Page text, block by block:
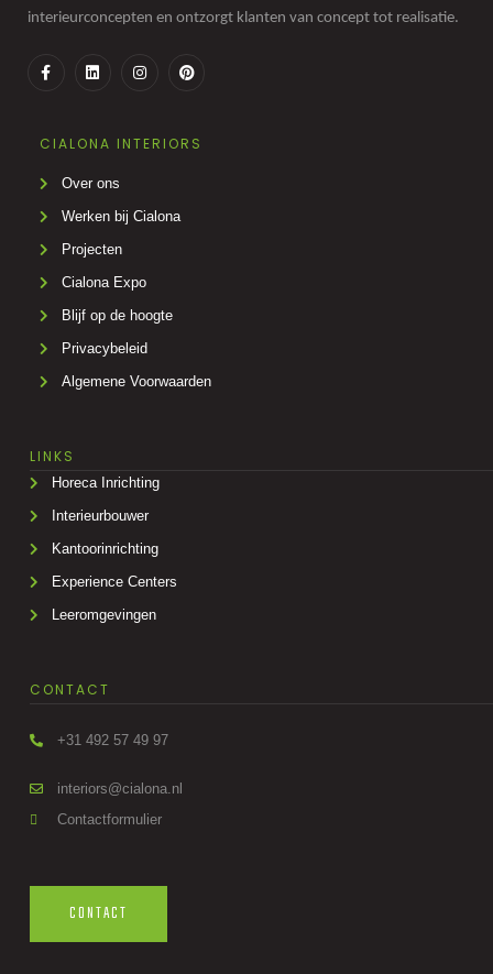
interieurconcepten en ontzorgt klanten van concept tot realisatie.
CIALONA INTERIORS
Over ons
Werken bij Cialona
Projecten
Cialona Expo
Blijf op de hoogte
Privacybeleid
Algemene Voorwaarden
LINKS
Horeca Inrichting
Interieurbouwer
Kantoorinrichting
Experience Centers
Leeromgevingen
CONTACT
+31 492 57 49 97
interiors@cialona.nl
Contactformulier
CONTACT